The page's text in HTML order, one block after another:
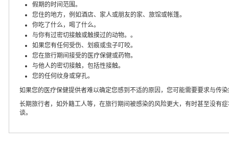
假期的时间范围。
您住的地方，例如酒店、家人或朋友的家、旅馆或帐篷。
你吃了什么，喝了什么。
与你有过密切接触或触摸过的动物。。
如果您有任何受伤、划痕或虫子叮咬。
您在旅行期间接受的医疗保健或药物。
与他人的密切接触，包括性接触。
您的任何纹身或穿孔。
如果您的医疗保健提供者难以确定您感到不适的原因，您可能需要要求与传
长期旅行者，如外籍工人等，在旅行期间被感染的风险更大，有时甚至没有
谈。